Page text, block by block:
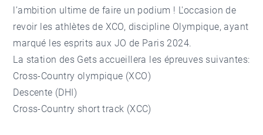
l’ambition ultime de faire un podium ! L'occasion de
revoir les athlètes de XCO, discipline Olympique, ayant
marqué les esprits aux JO de Paris 2024.
La station des Gets accueillera les épreuves suivantes:
Cross-Country olympique (XCO)
Descente (DHI)
Cross-Country short track (XCC)